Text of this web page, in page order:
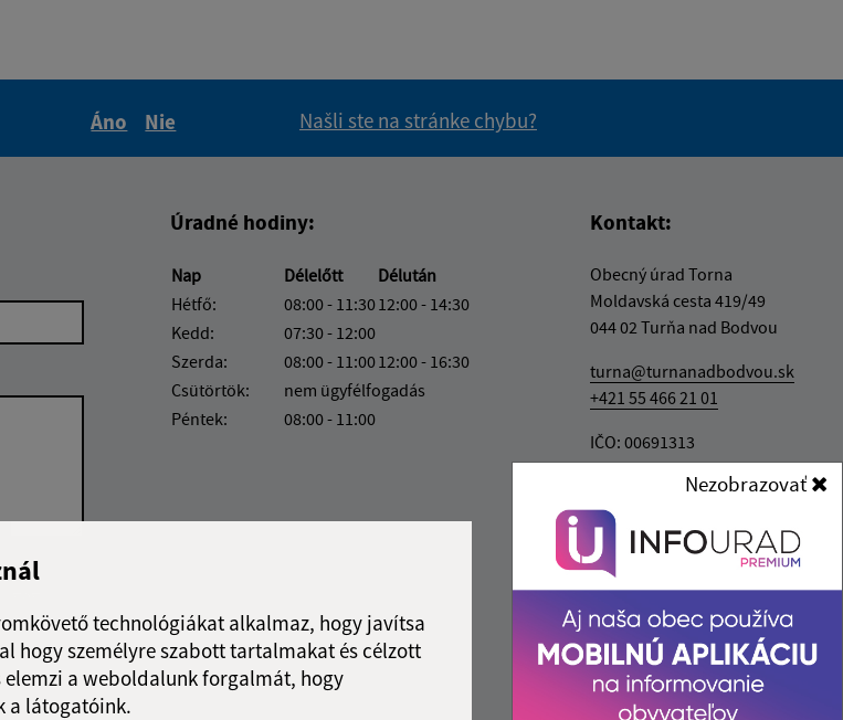
technológiákat alkalmaz, hogy javítsa
hogy személyre szabott tartalmakat és célzott
elemzi a weboldalunk forgalmát, hogy
a látogatóink.
Nezobrazovať
Áno
Nie
Našli ste na stránke chybu?
Úradné hodiny:
Nap Délelőtt
Délután
Hétfő:
08:00 - 11:3012:00 - 14:30
Kedd:
07:30 - 12:00
Szerda:
08:00 - 11:0012:00 - 16:30
Csütörtök:
nem ügyfélfogadás
Péntek:
08:00 - 11:00
Kontakt:
Obecný úrad Torna
Moldavská cesta 419/49
044 02 Turňa nad Bodvou
turna@turnanadbodvou.sk
+421 55 466 21 01
IČO: 00691313